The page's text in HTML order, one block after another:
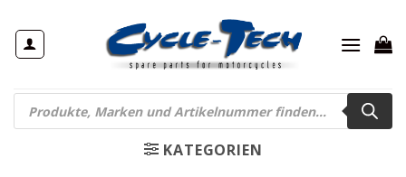
Inhalt
springen
Products
search
KATEGORIEN